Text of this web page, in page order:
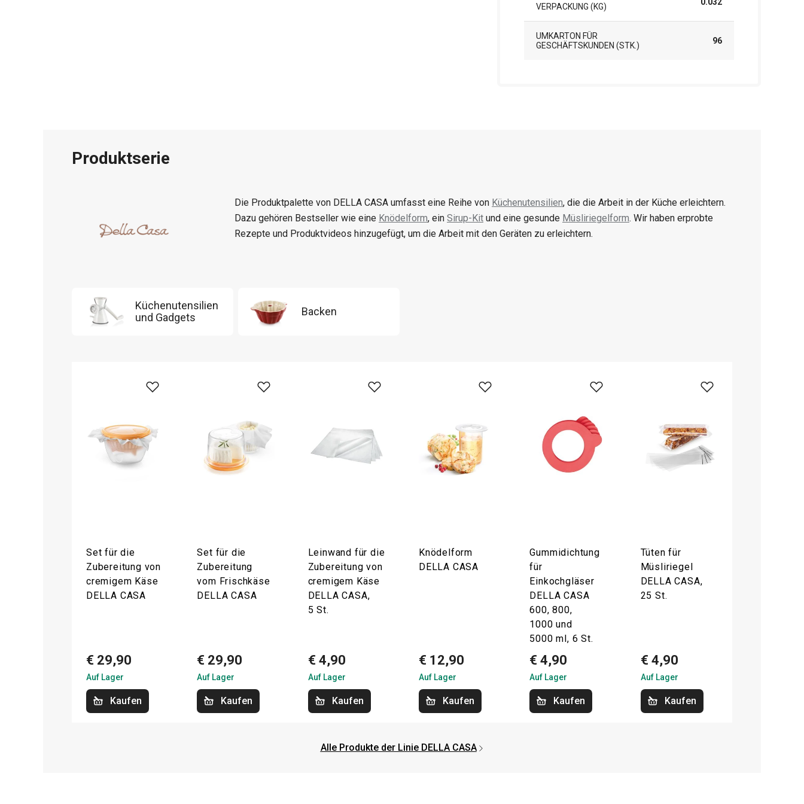
ERPACKUNG (KG)
UMKARTON FÜR
GESCHÄFTSKUNDEN (STK.)
96
Produktserie
Die Produktpalette von DELLA CASA umfasst eine Reihe von Küchenutensilien, die die Arbeit in der Küche erleichtern.
Dazu gehören Bestseller wie eine Knödelform, ein Sirup-Kit und eine gesunde Müsliriegelform. Wir haben erprobte
Rezepte und Produktvideos hinzugefügt, um die Arbeit mit den Geräten zu erleichtern.
Küchenutensilien
und Gadgets
Backen
Set für die
Zubereitung von
cremigem Käse
DELLA CASA
€ 29,90
Auf Lager
Kaufen
Set für die
Zubereitung
vom Frischkäse
DELLA CASA
€ 29,90
Auf Lager
Kaufen
Leinwand für die
Zubereitung von
cremigem Käse
DELLA CASA,
5 St.
€ 4,90
Auf Lager
Kaufen
Knödelform
DELLA CASA
€ 12,90
Auf Lager
Kaufen
Gummidichtung
für
Einkochgläser
DELLA CASA
600, 800,
1000 und
5000 ml, 6 St.
€ 4,90
Auf Lager
Kaufen
Tüten für
Müsliriegel
DELLA CASA,
25 St.
€ 4,90
Auf Lager
Kaufen
Alle Produkte der Linie DELLA CASA